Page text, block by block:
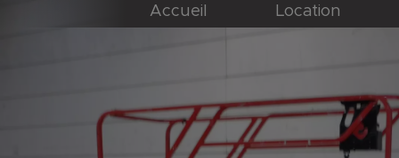
Accueil Location